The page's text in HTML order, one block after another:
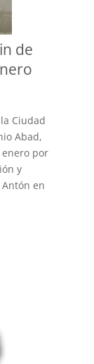
de
Ciudad
Abad,
por
y
en